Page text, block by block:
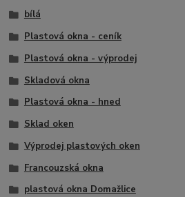
bílá
Plastová okna - ceník
Plastová okna - výprodej
Skladová okna
Plastová okna - hned
Sklad oken
Výprodej plastových oken
Francouzská okna
plastová okna Domažlice